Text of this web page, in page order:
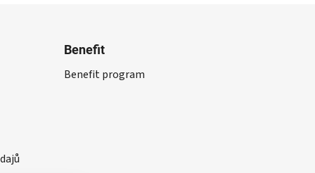
Benefit
Benefit program